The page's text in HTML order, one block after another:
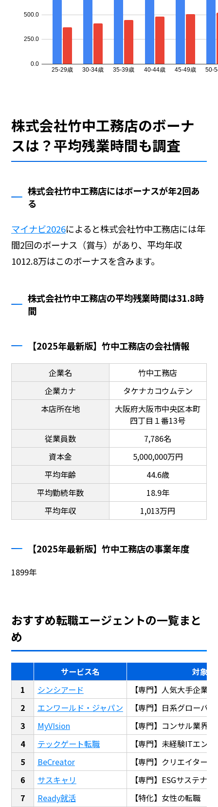
株式会社竹中工務店のボーナ
スは？平均残業時間も調査
株式会社竹中工務店にはボーナスが年2回あ
る
マイナビ2026によると株式会社竹中工務店には年
間2回のボーナス（賞与）があり、平均年収
1012.8万はこのボーナスを含みます。
株式会社竹中工務店の平均残業時間は31.8時
間
【2025年最新版】竹中工務店の会社情報
企業名
竹中工務店
企業カナ
タケナカコウムテン
本店所在地
大阪府大阪市中央区本町
四丁目１番13号
従業員数
7,786名
資本金
5,000,000万円
平均年齢
44.6歳
平均勤続年数
18.9年
平均年収
1,013万円
【2025年最新版】竹中工務店の事業年度
1899年
おすすめ転職エージェントの一覧まと
め
サービス名
対象
シンシアード
【専門】人気大手企業
エンワールド・ジャパン
【専門】日系グローバ
MyVIsion
【専門】コンサル業界
テックゲート転職
【専門】未経験ITエン
BeCreator
【専門】クリエイター
サスキャリ
【専門】ESGサステナ
Ready就活
【特化】女性の転職